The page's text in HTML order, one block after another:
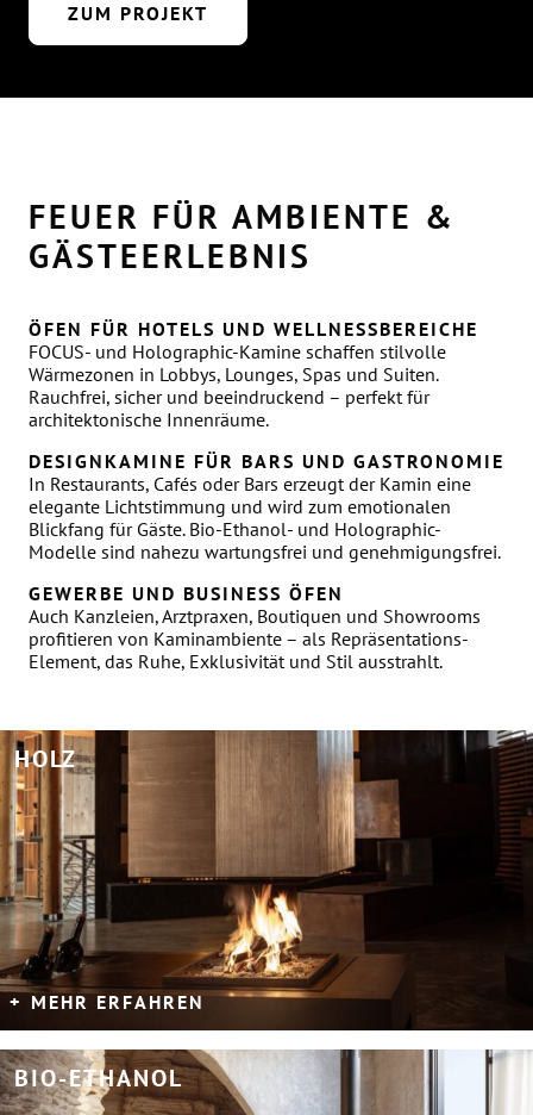
ZUM PROJEKT
FEUER FÜR AMBIENTE &
GÄSTEERLEBNIS
ÖFEN FÜR HOTELS UND WELLNESSBEREICHE
FOCUS- und Holographic-Kamine schaffen stilvolle
Wärmezonen in Lobbys, Lounges, Spas und Suiten.
Rauchfrei, sicher und beeindruckend – perfekt für
architektonische Innenräume.
DESIGNKAMINE FÜR BARS UND GASTRONOMIE
In Restaurants, Cafés oder Bars erzeugt der Kamin eine
elegante Lichtstimmung und wird zum emotionalen
Blickfang für Gäste. Bio-Ethanol- und Holographic-
Modelle sind nahezu wartungsfrei und genehmigungsfrei.
GEWERBE UND BUSINESS ÖFEN
Auch Kanzleien, Arztpraxen, Boutiquen und Showrooms
profitieren von Kaminambiente – als Repräsentations-
Element, das Ruhe, Exklusivität und Stil ausstrahlt.
HOLZ
MEHR ERFAHREN
BIO-ETHANOL